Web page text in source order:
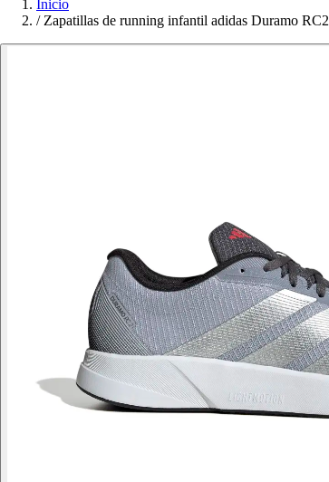
Inicio
/ Zapatillas de running infantil adidas Duramo RC2